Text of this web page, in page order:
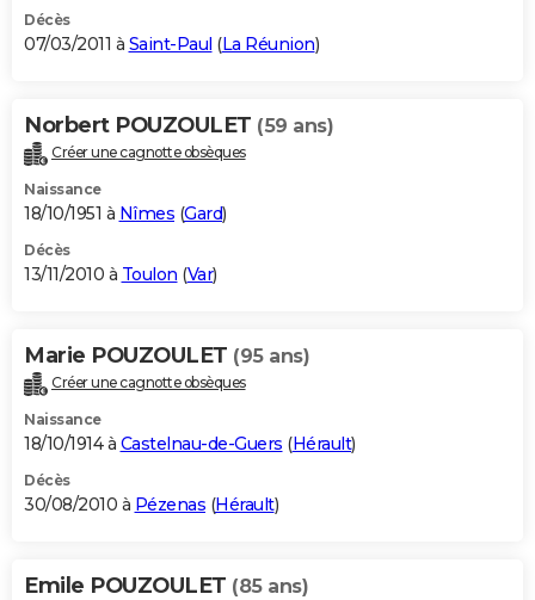
Décès
07/03/2011 à Saint-Paul (La Réunion)
Norbert POUZOULET (59 ans)
Créer une cagnotte obsèques
Naissance
18/10/1951 à Nîmes (Gard)
Décès
13/11/2010 à Toulon (Var)
Marie POUZOULET (95 ans)
Créer une cagnotte obsèques
Naissance
18/10/1914 à Castelnau-de-Guers (Hérault)
Décès
30/08/2010 à Pézenas (Hérault)
Emile POUZOULET (85 ans)